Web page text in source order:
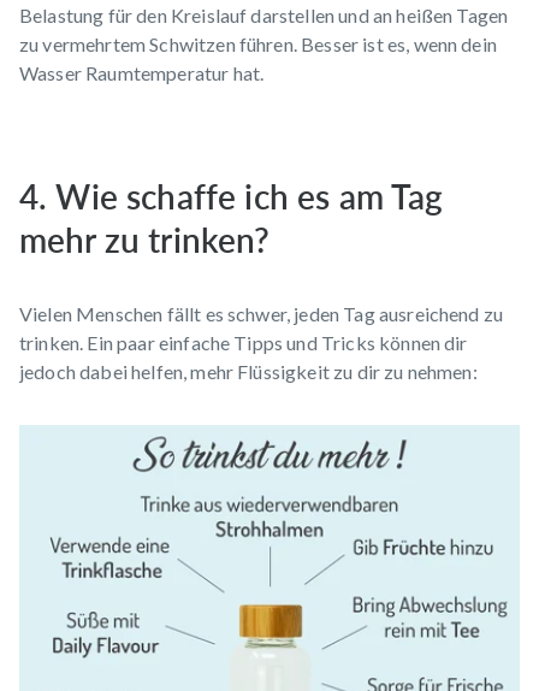
Belastung für den Kreislauf darstellen und an heißen Tagen
zu vermehrtem Schwitzen führen. Besser ist es, wenn dein
Wasser Raumtemperatur hat.
4. Wie schaffe ich es am Tag
mehr zu trinken?
Vielen Menschen fällt es schwer, jeden Tag ausreichend zu
trinken. Ein paar einfache Tipps und Tricks können dir
jedoch dabei helfen, mehr Flüssigkeit zu dir zu nehmen: